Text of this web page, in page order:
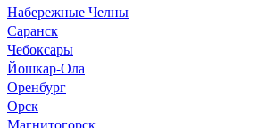
Набережные Челны
Саранск
Чебоксары
Йошкар-Ола
Оренбург
Орск
Магнитогорск